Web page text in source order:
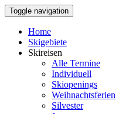
Toggle navigation
Home
Skigebiete
Skireisen
Alle Termine
Individuell
Skiopenings
Weihnachtsferien
Silvester